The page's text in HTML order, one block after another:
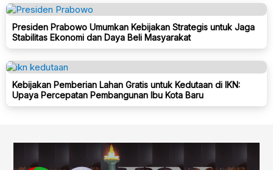
Presiden Prabowo Umumkan Kebijakan Strategis untuk Jaga
Stabilitas Ekonomi dan Daya Beli Masyarakat
Kebijakan Pemberian Lahan Gratis untuk Kedutaan di IKN:
Upaya Percepatan Pembangunan Ibu Kota Baru